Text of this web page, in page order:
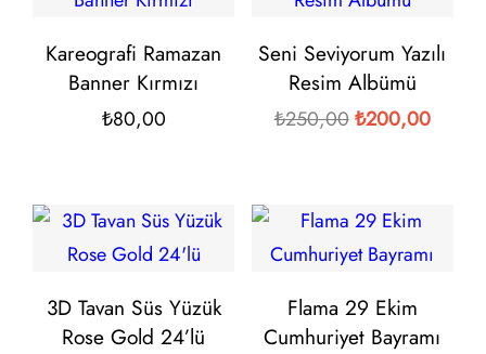
Kareografi Ramazan
Banner Kırmızı
₺80,00
Seni Seviyorum Yazılı
Resim Albümü
₺250,00 Orijinal
₺200,00Şu
3D Tavan Süs Yüzük
Rose Gold 24’lü
Flama 29 Ekim
Cumhuriyet Bayramı